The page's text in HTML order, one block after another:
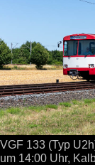
VGF 133 (Typ
um 14:00 Uhr,